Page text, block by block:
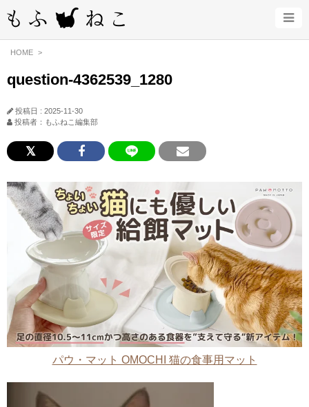
HOME
question-4362539_1280
投稿日 : 2025-11-30
投稿者：もふねこ編集部
パウ・マット OMOCHI 猫の食事用マット